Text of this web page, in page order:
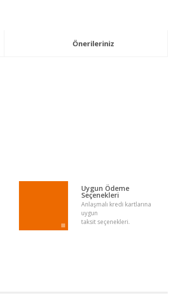
Önerileriniz
Uygun Ödeme
Seçenekleri
Anlaşmalı kredi kartlarına
uygun
taksit seçenekleri.